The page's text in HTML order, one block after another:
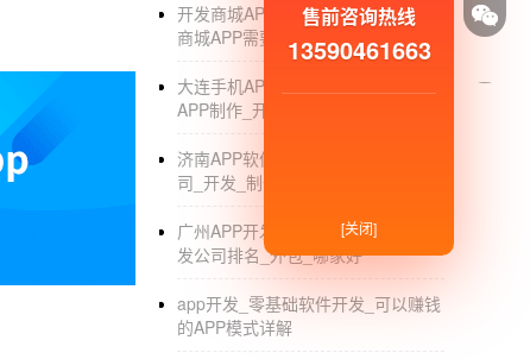
开发商城APP哪个软件好_开发一个
商城APP需要多少钱_优势
大连手机APP开发外包公司_大连
APP制作_开发_外包_公司
济南APP软件开发公司_济南APP公
司_开发_制作_外包
广州APP开发制作公司_广州APP开
发公司排名_外包_哪家好
app开发_零基础软件开发_可以赚钱
的APP模式详解
售前咨询热线
13590461663
[关闭]